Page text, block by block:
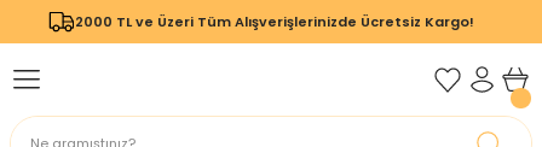
2000 TL ve Üzeri Tüm Alışverişlerinizde Ücretsiz Kargo!
Geri Dön
Geri Dön